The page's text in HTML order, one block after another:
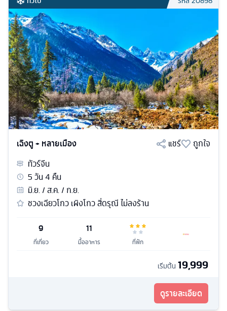
เฉิงตู + หลายเมือง แชร์
ถูกใจ
ทัวร์จีน
5วัน4 คืน
มิ.ย. / ส.ค. / ก.ย.
ชวงเฉียวโกว เผิงโกว สี่ดรุณี ไม่ลงร้าน
9
ที่เที่ยว
11
มื้ออาหาร ที่พัก
เริ่มต้น 19,999
ดูรายละเอียด